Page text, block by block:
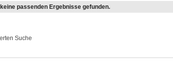
passenden Ergebnisse gefunden.
Suche